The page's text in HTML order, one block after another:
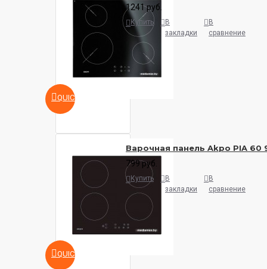
QUICKVIEW
1241 руб.
Купить
В
закладки
В
сравнение
QUICKVIEW
Варочная панель Akpo PIA 60
799 руб.
Купить
В
закладки
В
сравнение